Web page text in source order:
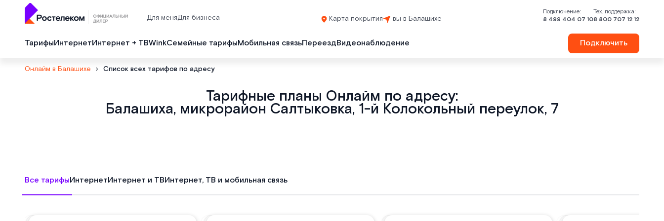
Для меняДля бизнеса Карта покрытия вы в Балашихе
Подключение:
8 499 404 07 10
Тех. поддержка:
8 800 707 12 12
ТарифыИнтернетИнтернет + ТВWinkСемейные тарифыМобильная связьПереездВидеонаблюдение Подключить
Онлайм в Балашихе › Список всех тарифов по адресу
Тарифные планы Онлайм по адресу:
Балашиха, микрорайон Салтыковка, 1-й Колокольный переулок, 7
Все тарифыИнтернетИнтернет и ТВИнтернет, ТВ и мобильная связь